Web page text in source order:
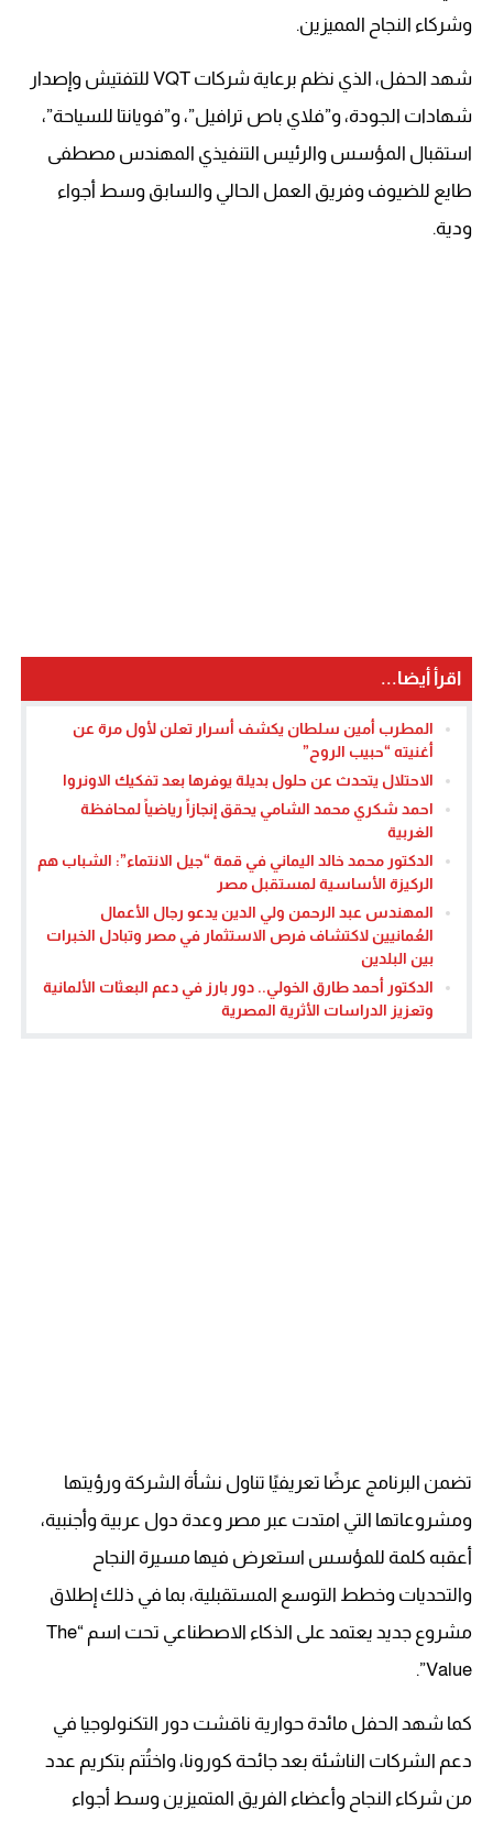
وشركاء النجاح المميزين.
شهد الحفل، الذي نظم برعاية شركات VQT للتفتيش وإصدار
شهادات الجودة، و”فلاي باص ترافيل”، و”فويانتا للسياحة”،
استقبال المؤسس والرئيس التنفيذي المهندس مصطفى
طايع للضيوف وفريق العمل الحالي والسابق وسط أجواء
ودية.
اقرأ أيضا...
المطرب أمين سلطان يكشف أسرار تعلن لأول مرة عن
أغنيته “حبيب الروح”
الاحتلال يتحدث عن حلول بديلة يوفرها بعد تفكيك الاونروا
احمد شكري محمد الشامي يحقق إنجازاً رياضياً لمحافظة
الغربية
الدكتور محمد خالد اليماني في قمة “جيل الانتماء”: الشباب هم
الركيزة الأساسية لمستقبل مصر
المهندس عبد الرحمن ولي الدين يدعو رجال الأعمال
العُمانيين لاكتشاف فرص الاستثمار في مصر وتبادل الخبرات
بين البلدين
الدكتور أحمد طارق الخولي.. دور بارز في دعم البعثات الألمانية
وتعزيز الدراسات الأثرية المصرية
تضمن البرنامج عرضًا تعريفيًا تناول نشأة الشركة ورؤيتها
ومشروعاتها التي امتدت عبر مصر وعدة دول عربية وأجنبية،
أعقبه كلمة للمؤسس استعرض فيها مسيرة النجاح
والتحديات وخطط التوسع المستقبلية، بما في ذلك إطلاق
مشروع جديد يعتمد على الذكاء الاصطناعي تحت اسم “The
Value”.
كما شهد الحفل مائدة حوارية ناقشت دور التكنولوجيا في
دعم الشركات الناشئة بعد جائحة كورونا، واختُتم بتكريم عدد
من شركاء النجاح وأعضاء الفريق المتميزين وسط أجواء